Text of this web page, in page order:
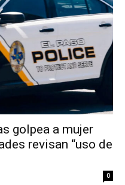
golpea a mujer
revisan “uso de
0